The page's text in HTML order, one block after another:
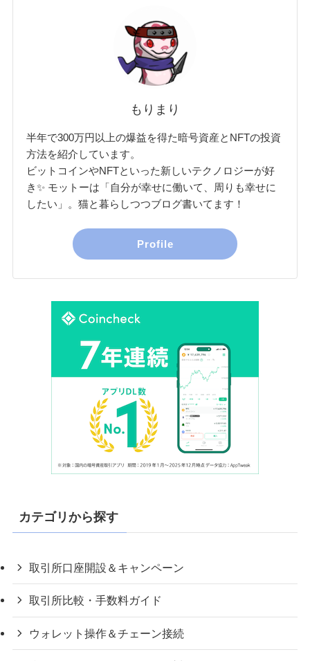
もりまり
半年で300万円以上の爆益を得た暗号資産とNFTの投資
方法を紹介しています。
ビットコインやNFTといった新しいテクノロジーが好
き✨ モットーは「自分が幸せに働いて、周りも幸せに
したい」。猫と暮らしつつブログ書いてます！
Profile
カテゴリから探す
取引所口座開設＆キャンペーン
取引所比較・手数料ガイド
ウォレット操作＆チェーン接続